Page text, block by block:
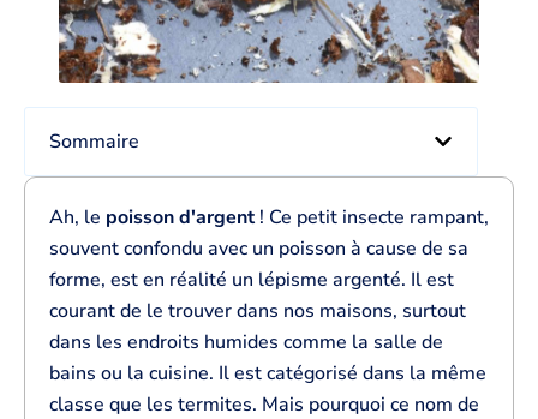
Sommaire
Ah, le poisson d'argent! Ce petit insecte rampant,
souvent confondu avec un poisson à cause de sa
forme, est en réalité un lépisme argenté. Il est
courant de le trouver dans nos maisons, surtout
dans les endroits humides comme la salle de
bains ou la cuisine. Il est catégorisé dans la même
classe que les termites. Mais pourquoi ce nom de